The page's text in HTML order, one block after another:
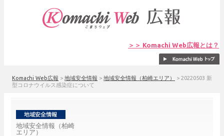
＞＞ Komachi Web広報とは？
Komachi Web広報 > 地域安全情報 > 地域安全情報（柏崎エリア） > 20220503 新
型コロナウイルス感染症について
地域安全情報（柏崎
エリア）